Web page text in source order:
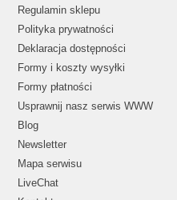
Regulamin sklepu
Polityka prywatności
Deklaracja dostępności
Formy i koszty wysyłki
Formy płatności
Usprawnij nasz serwis WWW
Blog
Newsletter
Mapa serwisu
LiveChat